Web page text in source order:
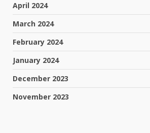
April 2024
March 2024
February 2024
January 2024
December 2023
November 2023